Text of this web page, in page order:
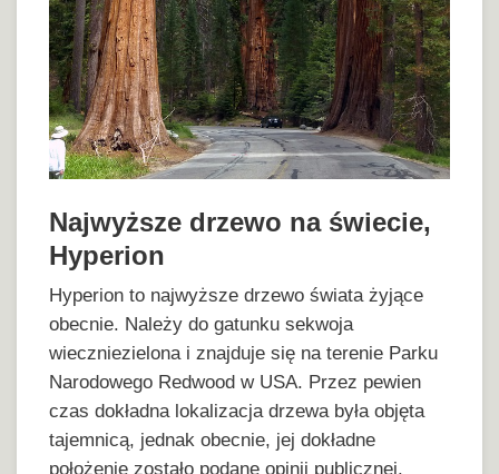
Najwyższe drzewo na świecie,
Hyperion
Hyperion to najwyższe drzewo świata żyjące
obecnie. Należy do gatunku sekwoja
wieczniezielona i znajduje się na terenie Parku
Narodowego Redwood w USA. Przez pewien
czas dokładna lokalizacja drzewa była objęta
tajemnicą, jednak obecnie, jej dokładne
położenie zostało podane opinii publicznej.